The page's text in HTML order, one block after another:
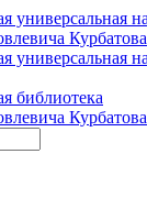
библиотека
Курбатова